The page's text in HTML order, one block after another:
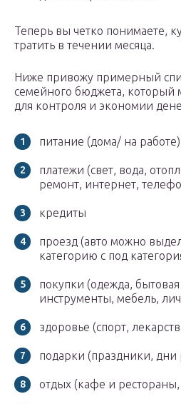
Теперь вы четко понимаете,
тратить в течении месяца.
Ниже привожу примерный
семейного бюджета, который
для контроля и экономии
питание (дома/ на работе)
платежи (свет, вода,
ремонт, интернет,
кредиты
проезд (авто можно
категорию с под
покупки (одежда,
инструменты, мебель,
здоровье (спорт,
подарки (праздники, дни
отдых (кафе и рестораны,